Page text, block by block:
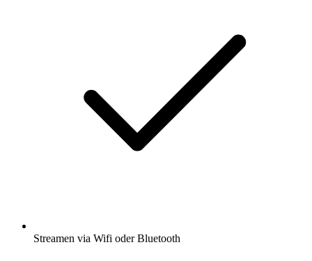
Streamen via Wifi oder Bluetooth